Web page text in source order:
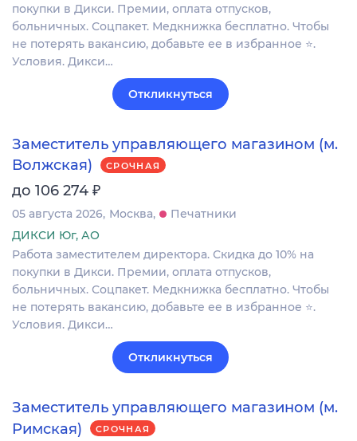
покупки в Дикси. Премии, оплата отпусков,
больничных. Соцпакет. Медкнижка бесплатно. Чтобы
не потерять вакансию, добавьте ее в избранное ⭐.
Условия. Дикси…
Откликнуться
Заместитель управляющего магазином (м.
Волжская)
СРОЧНАЯ
до 106 274 ₽
05 августа 2026 Москва
Печатники
ДИКСИ Юг, АО
Работа заместителем директора. Скидка до 10% на
покупки в Дикси. Премии, оплата отпусков,
больничных. Соцпакет. Медкнижка бесплатно. Чтобы
не потерять вакансию, добавьте ее в избранное ⭐.
Условия. Дикси…
Откликнуться
Заместитель управляющего магазином (м.
Римская)
СРОЧНАЯ